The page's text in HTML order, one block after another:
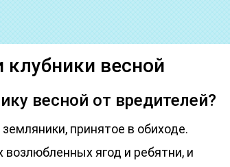
клубники весной
весной от вредителей?
принятое в обиходе.
ягод и ребятни, и